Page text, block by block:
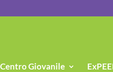
Centro Giovanile